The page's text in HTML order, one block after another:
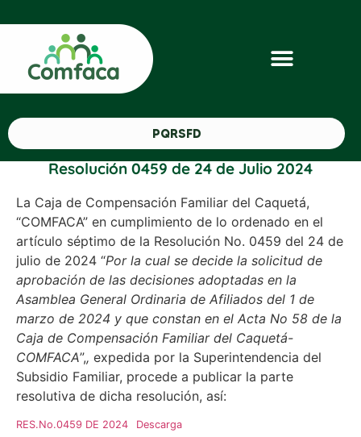
PQRSFD
Resolución 0459 de 24 de Julio 2024
La Caja de Compensación Familiar del Caquetá,
“COMFACA” en cumplimiento de lo ordenado en el
artículo séptimo de la Resolución No. 0459 del 24 de
julio de 2024 “Por la cual se decide la solicitud de
aprobación de las decisiones adoptadas en la
Asamblea General Ordinaria de Afiliados del 1 de
marzo de 2024 y que constan en el Acta No 58 de la
Caja de Compensación Familiar del Caquetá-
COMFACA”,, expedida por la Superintendencia del
Subsidio Familiar, procede a publicar la parte
resolutiva de dicha resolución, así:
RES.No.0459 DE 2024 Descarga